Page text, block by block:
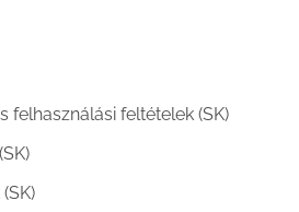
felhasználási feltételek (SK)